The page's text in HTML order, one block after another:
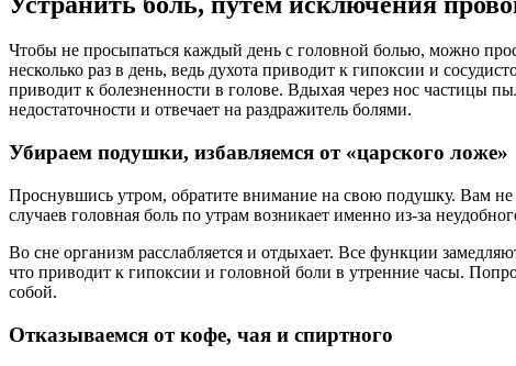
Чтобы не просыпаться каждый день с головной болью, можно
несколько раз в день, ведь духота приводит к гипоксии и
приводит к болезненности в голове. Вдыхая через нос частицы
недостаточности и отвечает на раздражитель болями.
Убираем подушки, избавляемся от «царского ложе»
Проснувшись утром, обратите внимание на свою подушку. Вам
случаев головная боль по утрам возникает именно из-за
Во сне организм расслабляется и отдыхает. Все функции
что приводит к гипоксии и головной боли в утренние часы.
собой.
Отказываемся от кофе, чая и спиртного